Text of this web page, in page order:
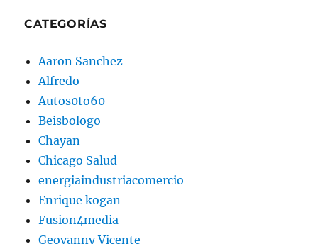
CATEGORÍAS
Aaron Sanchez
Alfredo
Autos0to60
Beisbologo
Chayan
Chicago Salud
energiaindustriacomercio
Enrique kogan
Fusion4media
Geovanny Vicente